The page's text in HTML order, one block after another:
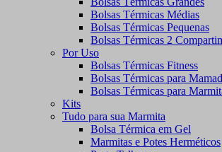
Bolsas Térmicas Médias
Bolsas Térmicas Pequenas
Bolsas Térmicas 2
Por Uso
Bolsas Térmicas Fitness
Bolsas Térmicas para
Bolsas Térmicas para
Kits
Tudo para sua Marmita
Bolsa Térmica em Gel
Marmitas e Potes Herméticos